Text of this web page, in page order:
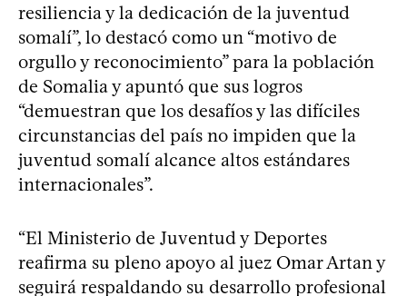
resiliencia y la dedicación de la juventud
somalí”, lo destacó como un “motivo de
orgullo y reconocimiento” para la población
de Somalia y apuntó que sus logros
“demuestran que los desafíos y las difíciles
circunstancias del país no impiden que la
juventud somalí alcance altos estándares
internacionales”.
“El Ministerio de Juventud y Deportes
reafirma su pleno apoyo al juez Omar Artan y
seguirá respaldando su desarrollo profesional